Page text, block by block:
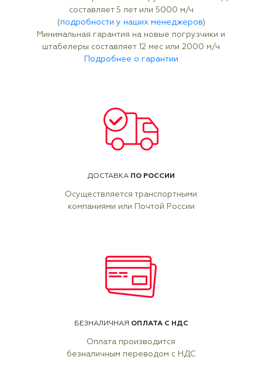
составляет 5 лет или 5000 м/ч
(подробности у наших менеджеров)
Минимальная гарантия на новые погрузчики и
штабелеры составляет 12 мес или 2000 м/ч
Подробнее о гарантии
ДОСТАВКА ПО РОССИИ
Осуществляется транспортными
компаниями или Почтой России
БЕЗНАЛИЧНАЯ ОПЛАТА С НДС
Оплата производится
безналичным переводом с НДС